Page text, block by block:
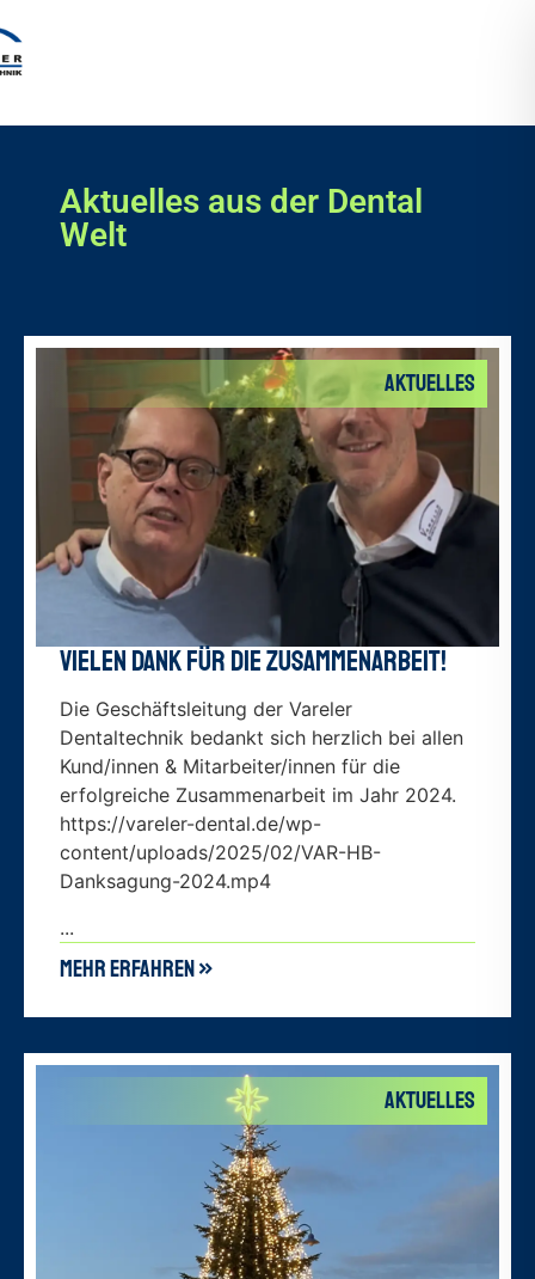
Aktuelles aus der Dental
Welt
Aktuelles
Vielen Dank für die Zusammenarbeit!
Die Geschäftsleitung der Vareler
Dentaltechnik bedankt sich herzlich bei allen
Kund/innen & Mitarbeiter/innen für die
erfolgreiche Zusammenarbeit im Jahr 2024.
https://vareler-dental.de/wp-
content/uploads/2025/02/VAR-HB-
Danksagung-2024.mp4
...
mehr erfahren »
Aktuelles